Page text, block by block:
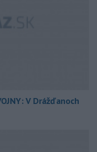
V Drážďanoch